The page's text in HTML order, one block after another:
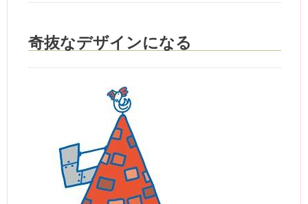
奇抜なデザインになる